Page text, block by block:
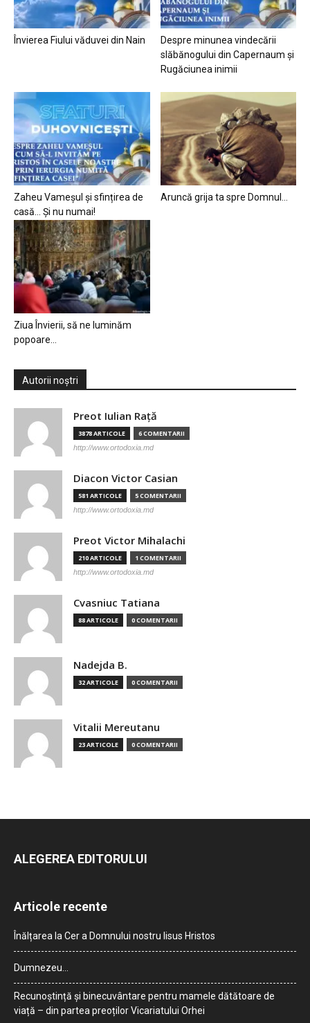
Învierea Fiului văduvei din Nain
Despre minunea vindecării
slăbănogului din Capernaum și
Rugăciunea inimii
Zaheu Vameșul și sfințirea de
casă… Și nu numai!
Aruncă grija ta spre Domnul…
Ziua Învierii, să ne luminăm
popoare…
Autorii noștri
Preot Iulian Raţă
3878 ARTICOLE 6 COMENTARII
http://www.ortodoxia.md
Diacon Victor Casian
581 ARTICOLE 5 COMENTARII
http://www.ortodoxia.md
Preot Victor Mihalachi
210 ARTICOLE 1 COMENTARII
http://www.ortodoxia.md
Cvasniuc Tatiana
88 ARTICOLE 0 COMENTARII
Nadejda B.
32 ARTICOLE 0 COMENTARII
Vitalii Mereutanu
23 ARTICOLE 0 COMENTARII
ALEGEREA EDITORULUI
Articole recente
Înălțarea la Cer a Domnului nostru Iisus Hristos
Dumnezeu…
Recunoștință și binecuvântare pentru mamele dătătoare de
viață – din partea preoților Vicariatului Orhei